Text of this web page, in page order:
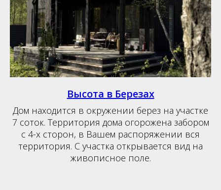
Высота в Березах
Дом находится в окружении берез на участке
7 соток. Территория дома огорожена забором
с 4-х сторон, в Вашем распоряжении вся
территория. С участка открывается вид на
живописное поле.